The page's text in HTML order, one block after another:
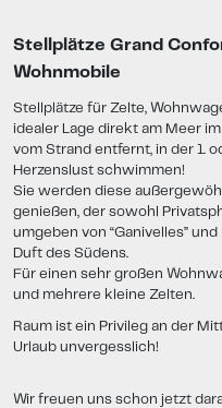
Stellplätze Grand
Wohnmobile
Stellplätze für Zelte,
idealer Lage direkt am Meer
vom Strand entfernt, in der 1.
Herzenslust schwimmen!
Sie werden diese
genießen, der sowohl
umgeben von “Ganivelles”
Duft des Südens.
Für einen sehr großen
und mehrere kleine Zelten.
Raum ist ein Privileg an der
Urlaub unvergesslich!
Wir freuen uns schon jetzt